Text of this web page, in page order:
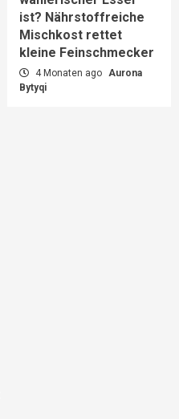
ist? Nährstoffreiche
Mischkost rettet
kleine Feinschmecker
4 Monaten ago Aurona
Bytyqi